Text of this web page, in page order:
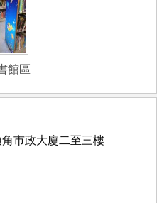
館區
市政大廈二至三樓